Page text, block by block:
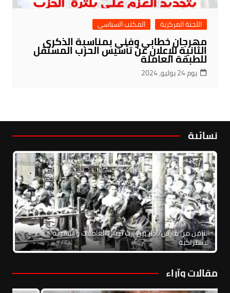
اللجنة المركزية المكتب السياسي
مهرجان خطابي وفني بمناسبة الذكرى
الثانية للإعلان عن تأسيس الحزب المستقل
للطبقة العاملة
يوم 24 يوليو، 2024
نسائية
الثامن من مارس/آذار بين إرث نضال العاملات والنسوية
الاشتراكية
مقالات وآراء